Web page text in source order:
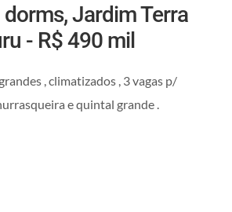
Jardim Terra
- R$ 490 mil
, climatizados , 3 vagas p/
e quintal grande .